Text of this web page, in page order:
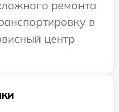
ремонта
в
центр